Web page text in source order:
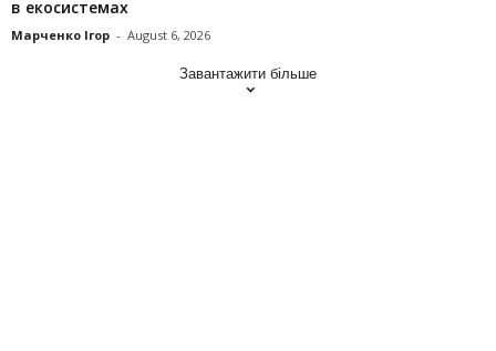
в екосистемах
Марченко Ігор - August 6, 2026
Завантажити більше